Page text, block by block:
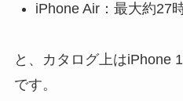
iPhone Air：最大約27
と、カタログ上はiPhone
です。